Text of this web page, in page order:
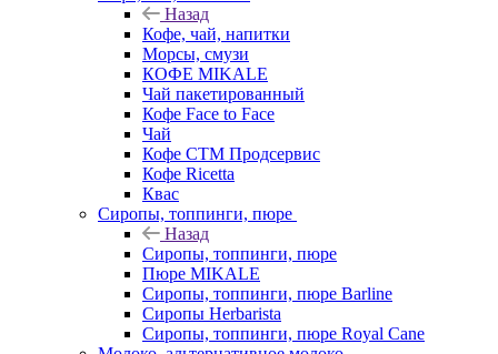
Назад
Кофе, чай, напитки
Морсы, смузи
КОФЕ MIKALE
Чай пакетированный
Кофе Face to Face
Чай
Кофе СТМ Продсервис
Кофе Ricetta
Квас
Сиропы, топпинги, пюре
Назад
Сиропы, топпинги, пюре
Пюре MIKALE
Сиропы, топпинги, пюре Barline
Сиропы Herbarista
Сиропы, топпинги, пюре Royal Cane